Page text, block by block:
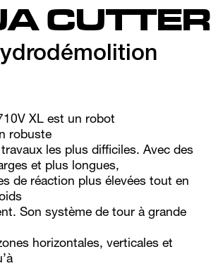
CUTTER
XL est un robot
robuste
les plus difficiles. Avec des
et plus longues,
de réaction plus élevées tout en
Son système de tour à grande
horizontales, verticales et